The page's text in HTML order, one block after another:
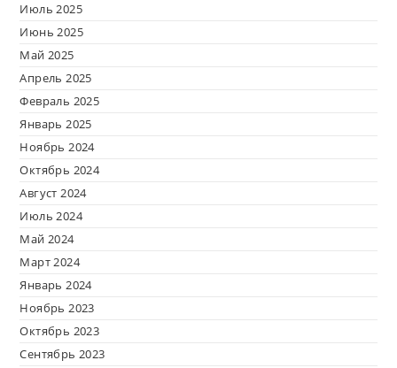
Июль 2025
Июнь 2025
Май 2025
Апрель 2025
Февраль 2025
Январь 2025
Ноябрь 2024
Октябрь 2024
Август 2024
Июль 2024
Май 2024
Март 2024
Январь 2024
Ноябрь 2023
Октябрь 2023
Сентябрь 2023